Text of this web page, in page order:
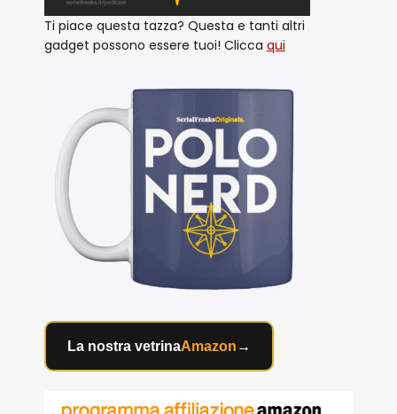
Ti piace questa tazza? Questa e tanti altri
gadget possono essere tuoi! Clicca qui
La nostra vetrinaAmazon →